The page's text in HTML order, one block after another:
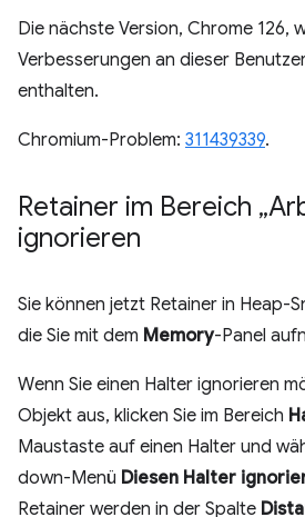
Die nächste Version, Chrome 126,
Verbesserungen an dieser
enthalten.
Chromium-Problem: 311439339.
Retainer im Bereich
ignorieren
Sie können jetzt Retainer in Heap-
die Sie mit dem Memory-Panel
Wenn Sie einen Halter ignorieren
Objekt aus, klicken Sie im Bereich
Maustaste auf einen Halter und
down-Menü Diesen Halter
Retainer werden in der Spalte